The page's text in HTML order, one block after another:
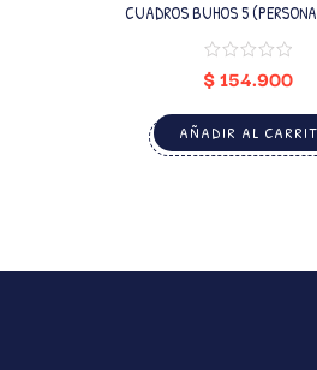
CUADROS BUHOS 5
$154.900
AÑADIR AL